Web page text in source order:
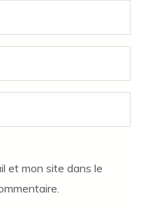
et mon site dans le